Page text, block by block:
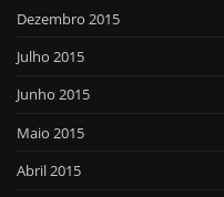
Dezembro 2015
Julho 2015
Junho 2015
Maio 2015
Abril 2015